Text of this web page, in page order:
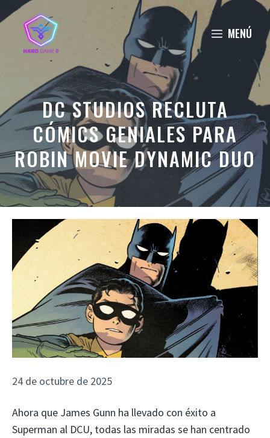
Saltar
al
contenido
MENÚ
DC STUDIOS RECLUTA
CÓMICS GENIALES PARA
ROBIN MOVIE DYNAMIC DUO
24 de octubre de 2025
Ahora que James Gunn ha llevado con éxito a
Superman al DCU, todas las miradas se han centrado